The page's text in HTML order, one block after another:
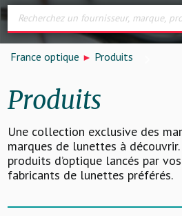
France optique Produits
Produits
Une collection exclusive des
marques de lunettes à
produits d’optique lancés par
fabricants de lunettes préférés.